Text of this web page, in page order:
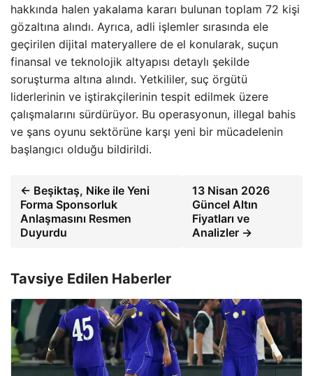
hakkında halen yakalama kararı bulunan toplam 72 kişi
gözaltına alındı. Ayrıca, adli işlemler sırasında ele
geçirilen dijital materyallere de el konularak, suçun
finansal ve teknolojik altyapısı detaylı şekilde
soruşturma altına alındı. Yetkililer, suç örgütü
liderlerinin ve iştirakçilerinin tespit edilmek üzere
çalışmalarını sürdürüyor. Bu operasyonun, illegal bahis
ve şans oyunu sektörüne karşı yeni bir mücadelenin
başlangıcı olduğu bildirildi.
← Beşiktaş, Nike ile Yeni
Forma Sponsorluk
Anlaşmasını Resmen
Duyurdu
13 Nisan 2026
Güncel Altın
Fiyatları ve
Analizler →
Tavsiye Edilen Haberler